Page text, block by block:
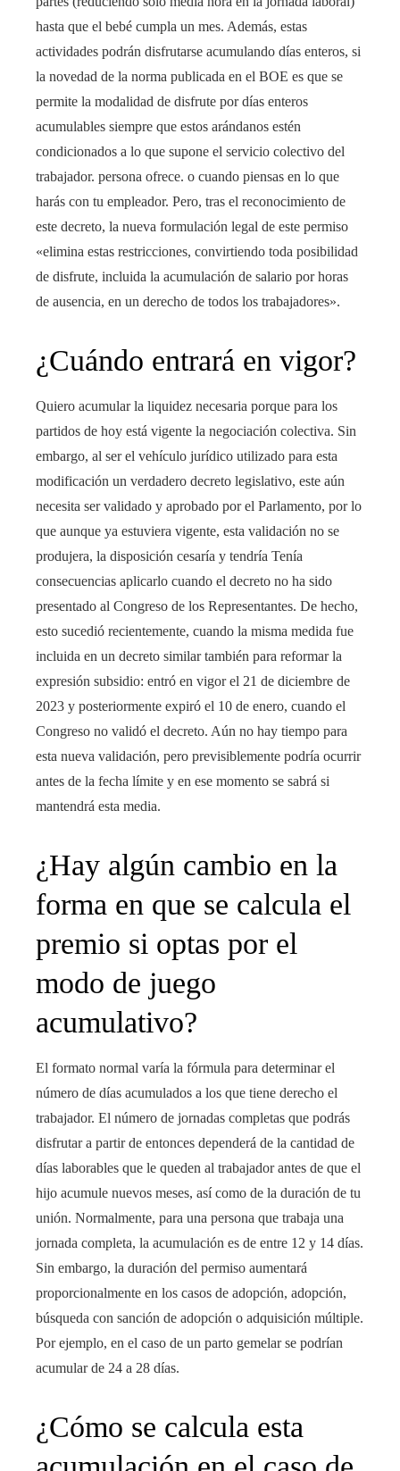
hasta que el bebé cumpla un mes. Además, estas
actividades podrán disfrutarse acumulando días enteros, si
la novedad de la norma publicada en el BOE es que se
permite la modalidad de disfrute por días enteros
acumulables siempre que estos arándanos estén
condicionados a lo que supone el servicio colectivo del
trabajador. persona ofrece. o cuando piensas en lo que
harás con tu empleador. Pero, tras el reconocimiento de
este decreto, la nueva formulación legal de este permiso
«elimina estas restricciones, convirtiendo toda posibilidad
de disfrute, incluida la acumulación de salario por horas
de ausencia, en un derecho de todos los trabajadores».
¿Cuándo entrará en vigor?
Quiero acumular la liquidez necesaria porque para los
partidos de hoy está vigente la negociación colectiva. Sin
embargo, al ser el vehículo jurídico utilizado para esta
modificación un verdadero decreto legislativo, este aún
necesita ser validado y aprobado por el Parlamento, por lo
que aunque ya estuviera vigente, esta validación no se
produjera, la disposición cesaría y tendría Tenía
consecuencias aplicarlo cuando el decreto no ha sido
presentado al Congreso de los Representantes. De hecho,
esto sucedió recientemente, cuando la misma medida fue
incluida en un decreto similar también para reformar la
expresión subsidio: entró en vigor el 21 de diciembre de
2023 y posteriormente expiró el 10 de enero, cuando el
Congreso no validó el decreto. Aún no hay tiempo para
esta nueva validación, pero previsiblemente podría ocurrir
antes de la fecha límite y en ese momento se sabrá si
mantendrá esta media.
¿Hay algún cambio en la
forma en que se calcula el
premio si optas por el
modo de juego
acumulativo?
El formato normal varía la fórmula para determinar el
número de días acumulados a los que tiene derecho el
trabajador. El número de jornadas completas que podrás
disfrutar a partir de entonces dependerá de la cantidad de
días laborables que le queden al trabajador antes de que el
hijo acumule nuevos meses, así como de la duración de tu
unión. Normalmente, para una persona que trabaja una
jornada completa, la acumulación es de entre 12 y 14 días.
Sin embargo, la duración del permiso aumentará
proporcionalmente en los casos de adopción, adopción,
búsqueda con sanción de adopción o adquisición múltiple.
Por ejemplo, en el caso de un parto gemelar se podrían
acumular de 24 a 28 días.
¿Cómo se calcula esta